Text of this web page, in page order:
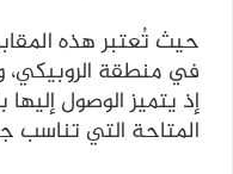
حيث تُعتبر هذه
في منطقة الروبيكي،
إذ يتميز الوصول
المتاحة التي تناسب